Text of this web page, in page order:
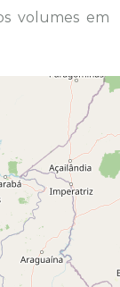
volumes em